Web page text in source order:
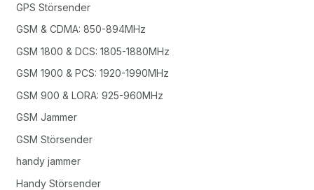
GPS Störsender
GSM & CDMA: 850-894MHz
GSM 1800 & DCS: 1805-1880MHz
GSM 1900 & PCS: 1920-1990MHz
GSM 900 & LORA: 925-960MHz
GSM Jammer
GSM Störsender
handy jammer
Handy Störsender